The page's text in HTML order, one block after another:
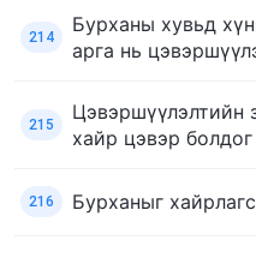
214
Бурханы хувьд
арга нь
215
Цэвэршүүлэлтийн
хайр цэвэр болдог
216 Бурханыг